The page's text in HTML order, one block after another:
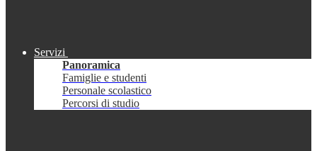
Servizi
Panoramica
Famiglie e studenti
Personale scolastico
Percorsi di studio